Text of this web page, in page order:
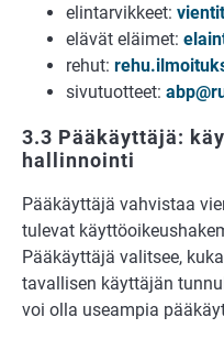
elintarvikkeet:
elävät eläimet:
rehut:
sivutuotteet:
3.3 Pääkäyttäjä:
hallinnointi
Pääkäyttäjä vahvistaa
tulevat
Pääkäyttäjä valitsee,
tavallisen käyttäjän
voi olla useampia